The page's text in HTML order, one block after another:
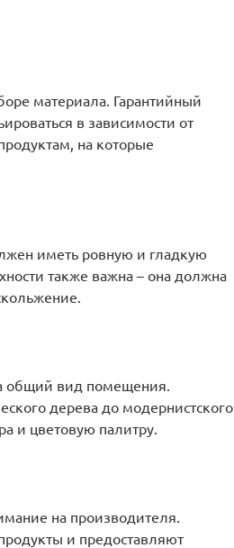
материала. Гарантийный
в зависимости от
на которые
иметь ровную и гладкую
также важна – она должна
общий вид помещения.
дерева до модернистского
и цветовую палитру.
на производителя.
и предоставляют